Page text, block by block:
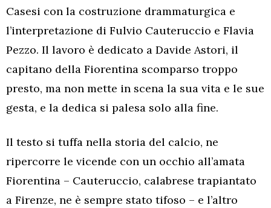
Casesi con la costruzione drammaturgica e
l’interpretazione di Fulvio Cauteruccio e Flavia
Pezzo. Il lavoro è dedicato a Davide Astori, il
capitano della Fiorentina scomparso troppo
presto, ma non mette in scena la sua vita e le sue
gesta, e la dedica si palesa solo alla fine.
Il testo si tuffa nella storia del calcio, ne
ripercorre le vicende con un occhio all’amata
Fiorentina – Cauteruccio, calabrese trapiantato
a Firenze, ne è sempre stato tifoso – e l’altro